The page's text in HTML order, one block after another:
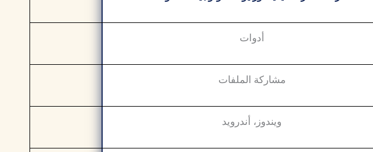
أدوات
مشاركة الملفات
ويندوز، أندرويد